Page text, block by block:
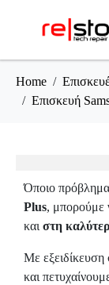
Home
Επισκευή
Όποιο πρόβλημα
Plus, μπορούμε
και στη
Με
και